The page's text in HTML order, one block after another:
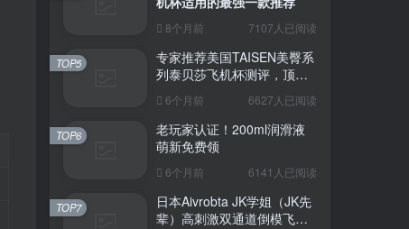
8个月前 7107人已阅读
专家推荐美国TAISEN美臀系
列泰贝莎飞机杯测评，顶级
6个月前 6627人已阅读
TOP5
老玩家认证！200ml润滑液
萌新免费领
6个月前 6141人已阅读
TOP6
日本Aivrobta JK学姐（JK先
辈）高刺激双通道倒模飞机
TOP7